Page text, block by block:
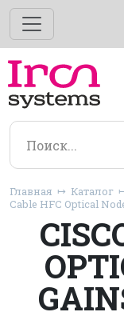
Главная Каталог
Cable HFC Optical